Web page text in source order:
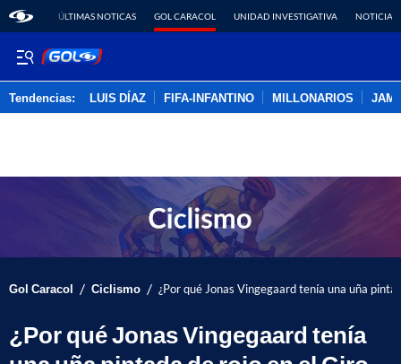
ÚLTIMAS NOTICAS GOL CARACOL UNIDAD INVESTIGATIVA NOTICIAS
Tendencias: LUIS DÍAZ FIFA-INFANTINO MILLONARIOS
Gol Caracol / Ciclismo / ¿Por qué Jonas Vingegaard tenía una uña
¿Por qué Jonas Vingegaard tenía